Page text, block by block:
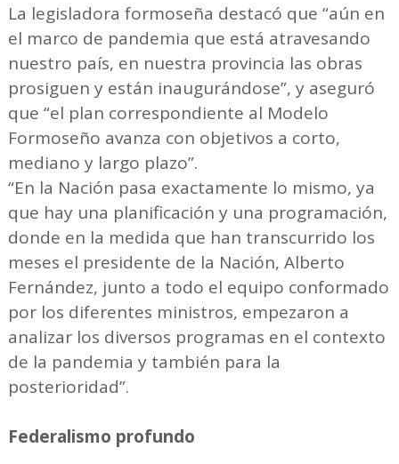
La legisladora formoseña destacó que “aún en
el marco de pandemia que está atravesando
nuestro país, en nuestra provincia las obras
prosiguen y están inaugurándose”, y aseguró
que “el plan correspondiente al Modelo
Formoseño avanza con objetivos a corto,
mediano y largo plazo”.
“En la Nación pasa exactamente lo mismo, ya
que hay una planificación y una programación,
donde en la medida que han transcurrido los
meses el presidente de la Nación, Alberto
Fernández, junto a todo el equipo conformado
por los diferentes ministros, empezaron a
analizar los diversos programas en el contexto
de la pandemia y también para la
posterioridad”.
Federalismo profundo